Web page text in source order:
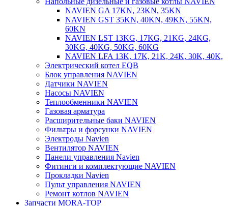
NAVIEN GA 17KN, 23KN, 35KN
NAVIEN GST 35KN, 40KN, 49KN, 55KN,
60KN
NAVIEN LST 13KG, 17KG, 21KG, 24KG,
30KG, 40KG, 50KG, 60KG
NAVIEN LFA 13K, 17K, 21K, 24K, 30K, 40K,
Электрический котел EQB
Блок управления NAVIEN
Датчики NAVIEN
Насосы NAVIEN
Теплообменники NAVIEN
Газовая арматура
Расширительные баки NAVIEN
Фильтры и форсунки NAVIEN
Электроды Navien
Вентилятор NAVIEN
Панели управления Navien
Фитинги и комплектующие NAVIEN
Прокладки Navien
Пульт управления NAVIEN
Ремонт котлов NAVIEN
Запчасти MORA-TOP